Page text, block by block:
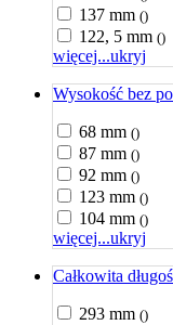
137 mm ()
122, 5 mm ()
więcej...ukryj
Wysokość bez
68 mm ()
87 mm ()
92 mm ()
123 mm ()
104 mm ()
więcej...ukryj
Całkowita
293 mm ()